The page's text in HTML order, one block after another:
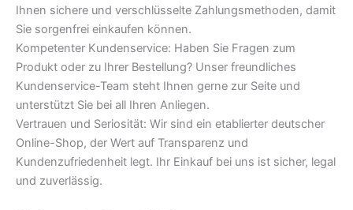
Ihnen sichere und verschlüsselte Zahlungsmethoden, damit
Sie sorgenfrei einkaufen können.
Kompetenter Kundenservice: Haben Sie Fragen zum
Produkt oder zu Ihrer Bestellung? Unser freundliches
Kundenservice-Team steht Ihnen gerne zur Seite und
unterstützt Sie bei all Ihren Anliegen.
Vertrauen und Seriosität: Wir sind ein etablierter deutscher
Online-Shop, der Wert auf Transparenz und
Kundenzufriedenheit legt. Ihr Einkauf bei uns ist sicher, legal
und zuverlässig.